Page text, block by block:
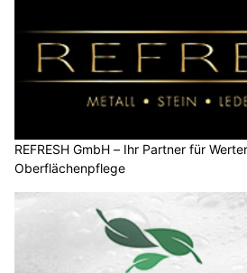
REFRESH GmbH – Ihr Partner für
Oberflächenpflege